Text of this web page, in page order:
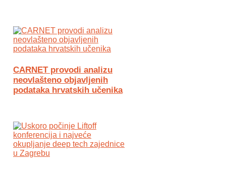
CARNET provodi analizu
neovlašteno objavljenih
podataka hrvatskih učenika